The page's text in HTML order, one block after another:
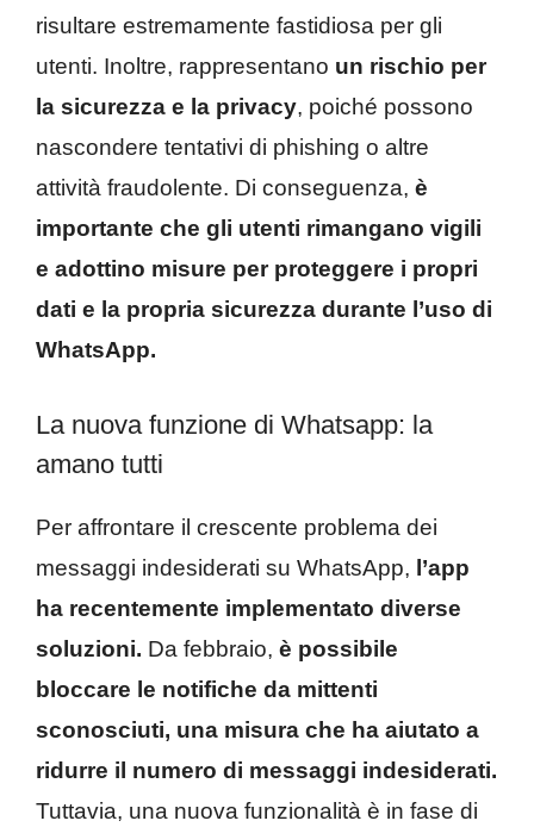
risultare estremamente fastidiosa per gli
utenti. Inoltre, rappresentano un rischio per
la sicurezza e la privacy, poiché possono
nascondere tentativi di phishing o altre
attività fraudolente. Di conseguenza, è
importante che gli utenti rimangano vigili
e adottino misure per proteggere i propri
dati e la propria sicurezza durante l’uso di
WhatsApp.
La nuova funzione di Whatsapp: la
amano tutti
Per affrontare il crescente problema dei
messaggi indesiderati su WhatsApp, l’app
ha recentemente implementato diverse
soluzioni. Da febbraio, è possibile
bloccare le notifiche da mittenti
sconosciuti, una misura che ha aiutato a
ridurre il numero di messaggi indesiderati.
Tuttavia, una nuova funzionalità è in fase di